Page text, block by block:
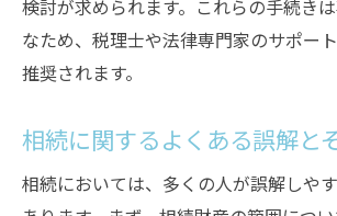
遺言書を作成する際のポイン
遺言執行者の役割と選び方
公正証書遺言の作成手順
遺言書の保管方法とその重要性
検討が求められます。これらの手続き
なため、税理士や法律専門家のサポー
推奨されます。
相続に関するよくある誤解と
相続においては、多くの人が誤解しや